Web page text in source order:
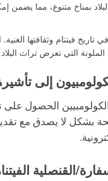
بمناخ متنوع، مما
تاريخ فيتنام وثقافتها
التي تعرض تراث البلاد
إلى
الحصول
بشكل لا يصدق مع تقديم
القنصلية